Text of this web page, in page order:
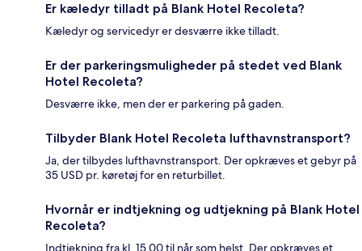
Er kæledyr tilladt på Blank Hotel Recoleta?
Kæledyr og servicedyr er desværre ikke tilladt.
Er der parkeringsmuligheder på stedet ved Blank
Hotel Recoleta?
Desværre ikke, men der er parkering på gaden.
Tilbyder Blank Hotel Recoleta lufthavnstransport?
Ja, der tilbydes lufthavnstransport. Der opkræves et gebyr på
35 USD pr. køretøj for en returbillet.
Hvornår er indtjekning og udtjekning på Blank Hotel
Recoleta?
Indtjekning fra kl. 15.00 til når som helst. Der opkræves et